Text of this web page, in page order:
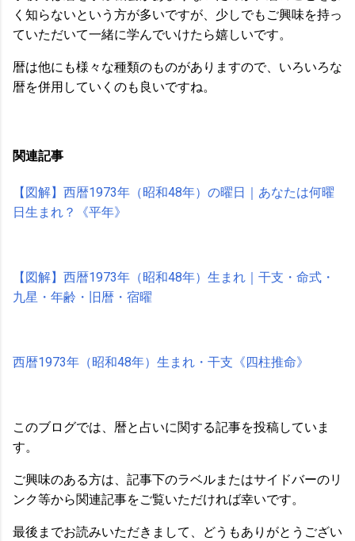
く知らないという方が多いですが、少しでもご興味を持っ
ていただいて一緒に学んでいけたら嬉しいです。
暦は他にも様々な種類のものがありますので、いろいろな
暦を併用していくのも良いですね。
関連記事
【図解】西暦1973年（昭和48年）の曜日｜あなたは何曜
日生まれ？《平年》
【図解】西暦1973年（昭和48年）生まれ｜干支・命式・
九星・年齢・旧暦・宿曜
西暦1973年（昭和48年）生まれ・干支《四柱推命》
このブログでは、暦と占いに関する記事を投稿していま
す。
ご興味のある方は、記事下のラベルまたはサイドバーのリ
ンク等から関連記事をご覧いただければ幸いです。
最後までお読みいただきまして、どうもありがとうござい